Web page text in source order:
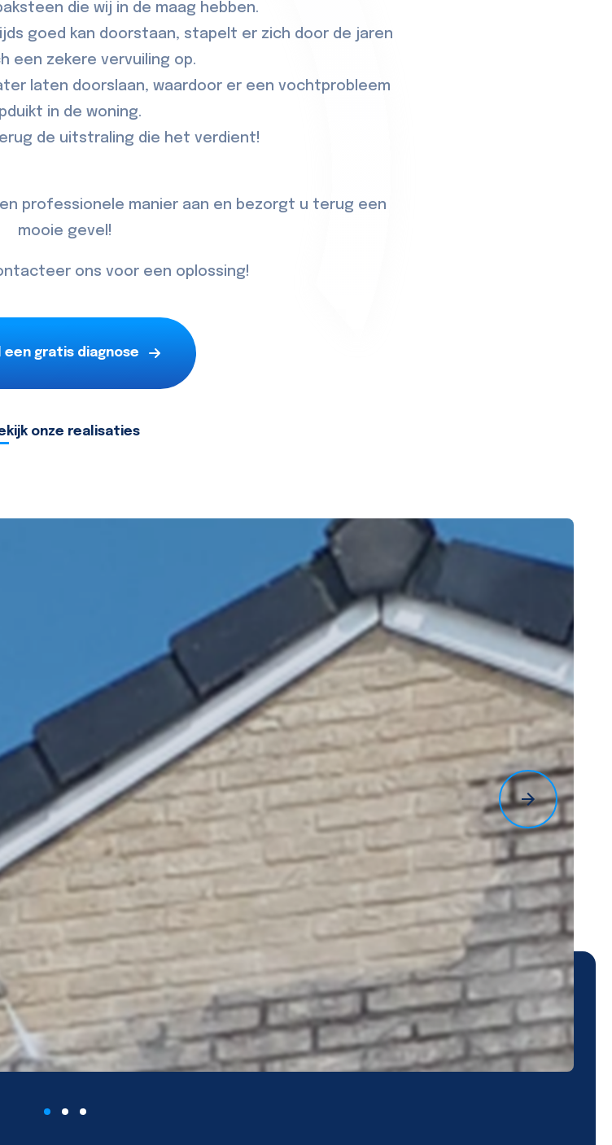
die wij in de maag hebben.
goed kan doorstaan, stapelt er zich door de jaren
een zekere vervuiling op.
laten doorslaan, waardoor er een vochtprobleem
in de woning.
de uitstraling die het verdient!
professionele manier aan en bezorgt u terug een
mooie gevel!
ons voor een oplossing!
een gratis diagnose
onze realisaties